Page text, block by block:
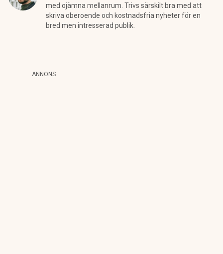
med ojämna mellanrum. Trivs särskilt bra med att
skriva oberoende och kostnadsfria nyheter för en
bred men intresserad publik.
ANNONS